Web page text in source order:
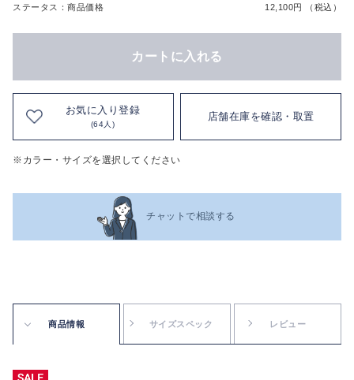
ステータス：商品価格 12,100円 （税込）
カートに入れる
お気に入り登録
(64人)
店舗在庫を確認・取置
※カラー・サイズを選択してください
チャットで相談する
商品情報 サイズスペック レビュー